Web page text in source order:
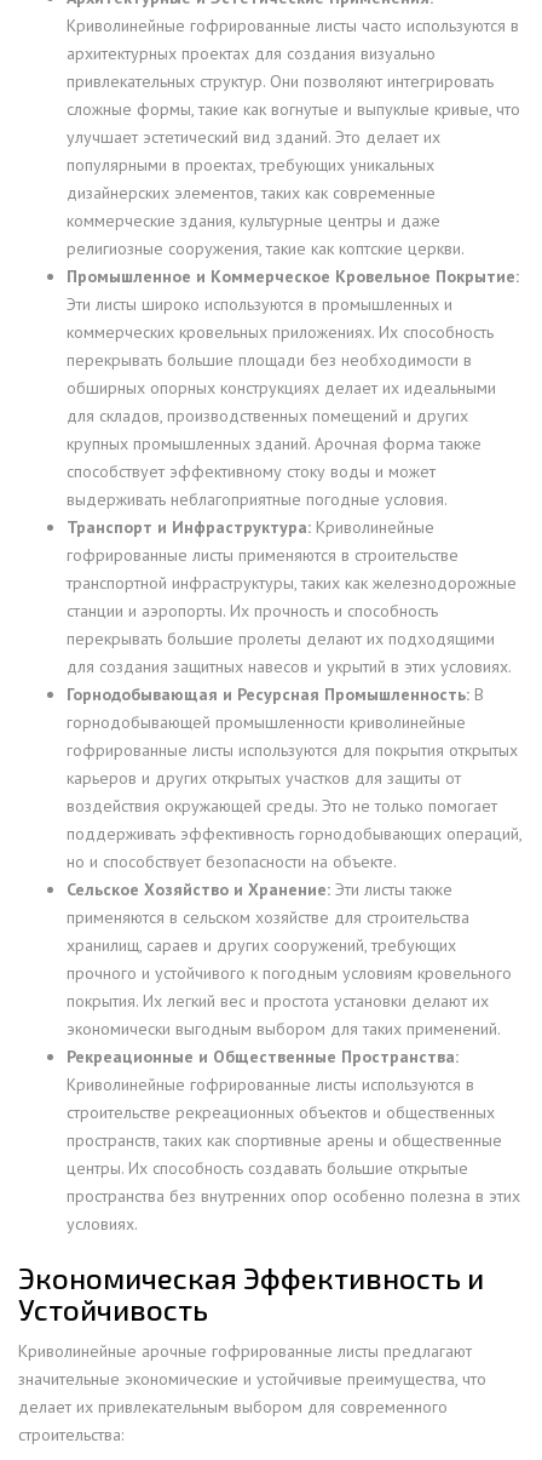
Криволинейные гофрированные листы часто используются в
архитектурных проектах для создания визуально
привлекательных структур. Они позволяют интегрировать
сложные формы, такие как вогнутые и выпуклые кривые, что
улучшает эстетический вид зданий. Это делает их
популярными в проектах, требующих уникальных
дизайнерских элементов, таких как современные
коммерческие здания, культурные центры и даже
религиозные сооружения, такие как коптские церкви.
Промышленное и Коммерческое Кровельное Покрытие:
Эти листы широко используются в промышленных и
коммерческих кровельных приложениях. Их способность
перекрывать большие площади без необходимости в
обширных опорных конструкциях делает их идеальными
для складов, производственных помещений и других
крупных промышленных зданий. Арочная форма также
способствует эффективному стоку воды и может
выдерживать неблагоприятные погодные условия.
Транспорт и Инфраструктура: Криволинейные
гофрированные листы применяются в строительстве
транспортной инфраструктуры, таких как железнодорожные
станции и аэропорты. Их прочность и способность
перекрывать большие пролеты делают их подходящими
для создания защитных навесов и укрытий в этих условиях.
Горнодобывающая и Ресурсная Промышленность: В
горнодобывающей промышленности криволинейные
гофрированные листы используются для покрытия открытых
карьеров и других открытых участков для защиты от
воздействия окружающей среды. Это не только помогает
поддерживать эффективность горнодобывающих операций,
но и способствует безопасности на объекте.
Сельское Хозяйство и Хранение: Эти листы также
применяются в сельском хозяйстве для строительства
хранилищ, сараев и других сооружений, требующих
прочного и устойчивого к погодным условиям кровельного
покрытия. Их легкий вес и простота установки делают их
экономически выгодным выбором для таких применений.
Рекреационные и Общественные Пространства:
Криволинейные гофрированные листы используются в
строительстве рекреационных объектов и общественных
пространств, таких как спортивные арены и общественные
центры. Их способность создавать большие открытые
пространства без внутренних опор особенно полезна в этих
условиях.
Экономическая Эффективность и
Устойчивость
Криволинейные арочные гофрированные листы предлагают
значительные экономические и устойчивые преимущества, что
делает их привлекательным выбором для современного
строительства: